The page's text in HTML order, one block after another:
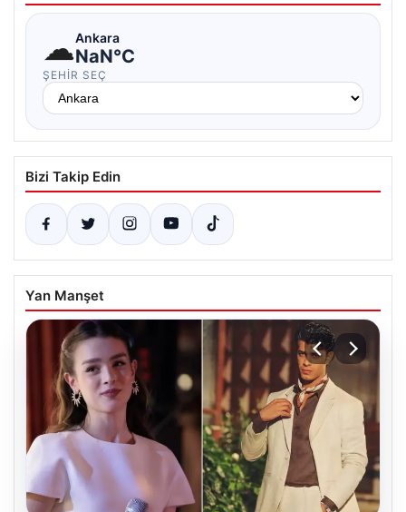
☁Ankara
NaN°C
ŞEHIR SEÇ
Bizi Takip Edin
Yan Manşet